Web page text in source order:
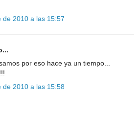
de 2010 a las 15:57
por eso hace ya un tiempo...
de 2010 a las 15:58